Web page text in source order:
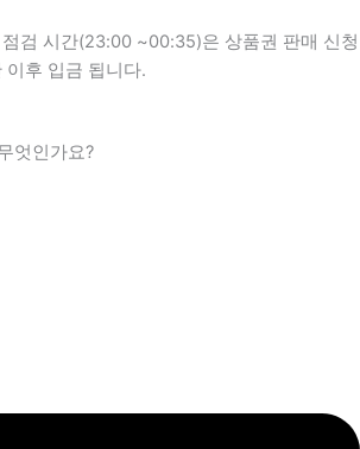
검 시간(23:00 ~00:35)은 상품권 판매 신청
이후 입금 됩니다.
엇인가요?